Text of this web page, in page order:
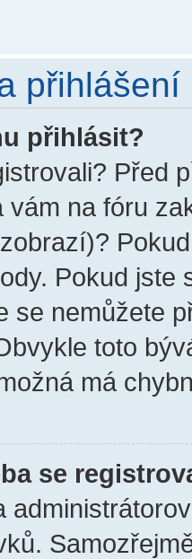
přihlášení
přihlásit?
Před
vám na fóru
Pokud jste
se nemůžete
toto
má
se